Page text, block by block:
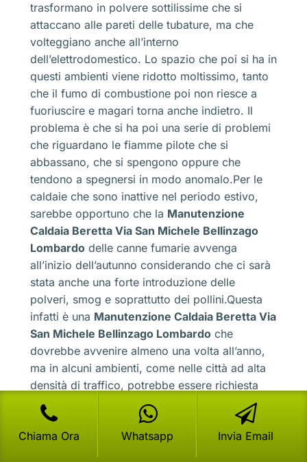
trasformano in polvere sottilissime che si
attaccano alle pareti delle tubature, ma che
volteggiano anche all’interno
dell’elettrodomestico. Lo spazio che poi si ha in
questi ambienti viene ridotto moltissimo, tanto
che il fumo di combustione poi non riesce a
fuoriuscire e magari torna anche indietro. Il
problema è che si ha poi una serie di problemi
che riguardano le fiamme pilote che si
abbassano, che si spengono oppure che
tendono a spegnersi in modo anomalo.Per le
caldaie che sono inattive nel periodo estivo,
sarebbe opportuno che la Manutenzione
Caldaia Beretta Via San Michele Bellinzago
Lombardo delle canne fumarie avvenga
all’inizio dell’autunno considerando che ci sarà
stata anche una forte introduzione delle
polveri, smog e soprattutto dei pollini.Questa
infatti è una Manutenzione Caldaia Beretta Via
San Michele Bellinzago Lombardo che
dovrebbe avvenire almeno una volta all’anno,
ma in alcuni ambienti, come nelle città ad alta
densità di traffico, potrebbe essere richiesta
anche due volte all’anno.Il controllo della
camera di bruciatura oppure della regolazione
delle fiamme e delle pressioni interne, potrebbe
essere richiesta dai consumatori solo quando
Chiama Ora Whatsapp Invia Email